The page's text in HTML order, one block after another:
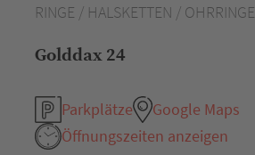
RINGE / HALSKETTEN / OHRRINGE
Golddax 24
Parkplätze
Google Maps
Öffnungszeiten anzeigen